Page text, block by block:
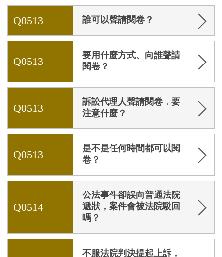
Q0513 誰可以聲請閱卷？
Q0513
要用什麼方式、向誰聲請
閱卷？
Q0513
訴訟代理人聲請閱卷，要
注意什麼？
Q0513
是不是任何時間都可以閱
卷？
Q0514
公法事件卻誤向普通法院
遞狀，案件會被法院駁回
嗎？
不服法院判決提起上訴，